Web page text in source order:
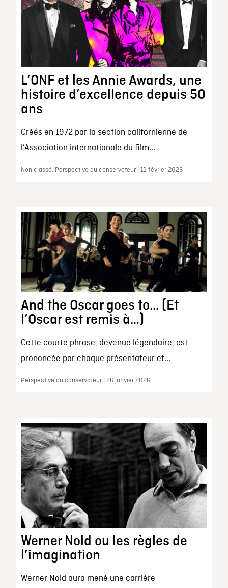
L’ONF et les Annie Awards, une
histoire d’excellence depuis 50
ans
Créés en 1972 par la section californienne de
l’Association internationale du film...
Non classé, Perspective du conservateur | 11 février 2026
And the Oscar goes to… (Et
l’Oscar est remis à…)
Cette courte phrase, devenue légendaire, est
prononcée par chaque présentateur et...
Perspective du conservateur | 26 janvier 2026
Werner Nold ou les règles de
l’imagination
Werner Nold aura mené une carrière